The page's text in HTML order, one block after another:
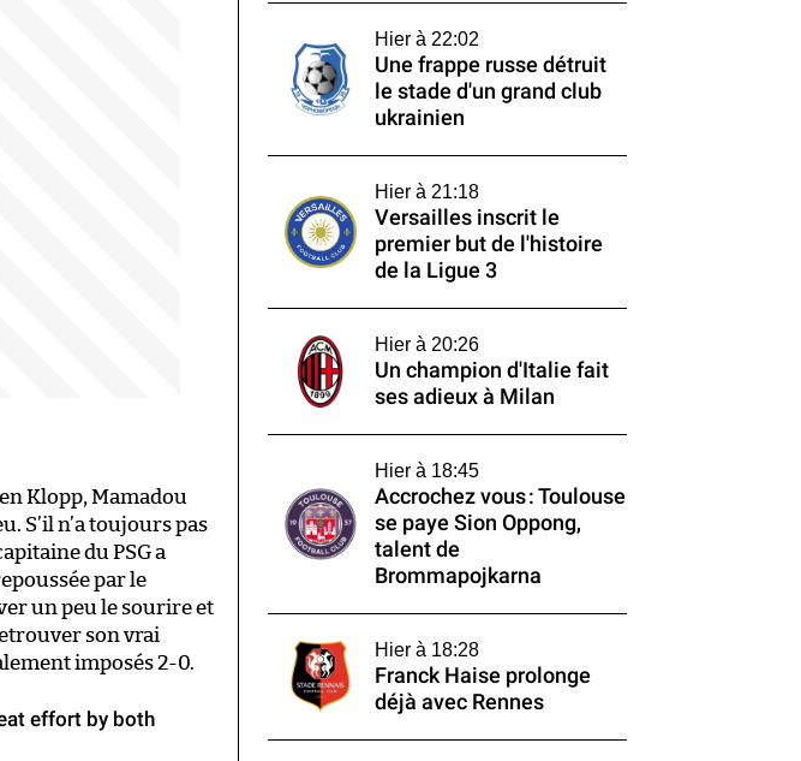
Klopp, Mamadou
S’il n’a toujours pas
du PSG a
par le
un peu le sourire et
son vrai
imposés 2-0.
effort by both
Hier à 22:02
Une frappe russe détruit
le stade d'un grand club
ukrainien
Hier à 21:18
Versailles inscrit le
premier but de l'histoire
de la Ligue 3
Hier à 20:26
Un champion d'Italie fait
ses adieux à Milan
Hier à 18:45
Accrochez vous : Toulouse
se paye Sion Oppong,
talent de
Brommapojkarna
Hier à 18:28
Franck Haise prolonge
déjà avec Rennes